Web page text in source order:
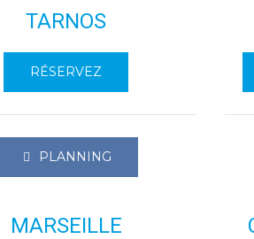
TARNOS
RÉSERVEZ
PLANNING
MARSEILLE